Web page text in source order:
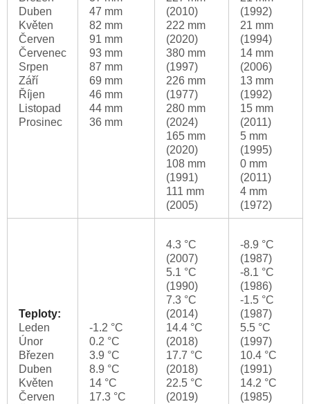
Duben
Květen
Červen
Červenec
Srpen
Září
Říjen
Listopad
Prosinec
47 mm
82 mm
91 mm
93 mm
87 mm
69 mm
46 mm
44 mm
36 mm
(2010)
222 mm
(2020)
380 mm
(1997)
226 mm
(1977)
280 mm
(2024)
165 mm
(2020)
108 mm
(1991)
111 mm
(2005)
(1992)
21 mm
(1994)
14 mm
(2006)
13 mm
(1992)
15 mm
(2011)
5 mm
(1995)
0 mm
(2011)
4 mm
(1972)
Teploty:
Leden
Únor
Březen
Duben
Květen
Červen
-1.2 °C
0.2 °C
3.9 °C
8.9 °C
14 °C
17.3 °C
4.3 °C
(2007)
5.1 °C
(1990)
7.3 °C
(2014)
14.4 °C
(2018)
17.7 °C
(2018)
22.5 °C
(2019)
-8.9 °C
(1987)
-8.1 °C
(1986)
-1.5 °C
(1987)
5.5 °C
(1997)
10.4 °C
(1991)
14.2 °C
(1985)